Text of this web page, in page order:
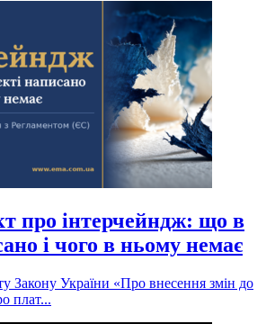
про інтерчейндж: що в
і чого в ньому немає
Закону України «Про внесення змін до
плат...